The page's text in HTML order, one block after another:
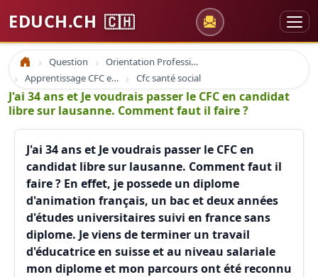
EDUCH.CH 🇨🇭
Accueil Question
Orientation Professionnelle
Apprentissage CFC et Cap Social
Cfc santé social
J'ai 34 ans et Je voudrais passer le CFC en candidat
libre sur lausanne. Comment faut il faire ?
J'ai 34 ans et Je voudrais passer le CFC en
candidat libre sur lausanne. Comment faut il
faire ? En effet, je possede un diplome
d'animation français, un bac et deux années
d'études universitaires suivi en france sans
diplome. Je viens de terminer un travail
d'éducatrice en suisse et au niveau salariale
mon diplome et mon parcours ont été reconnu